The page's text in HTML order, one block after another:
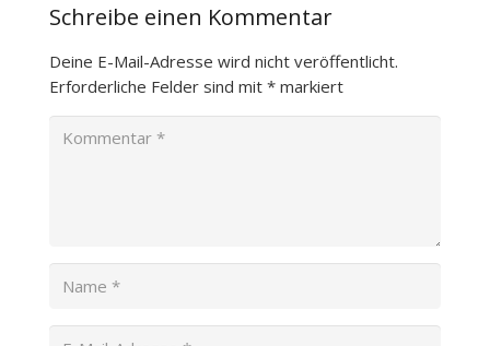
Schreibe einen Kommentar
Deine E-Mail-Adresse wird nicht veröffentlicht.
Erforderliche Felder sind mit * markiert